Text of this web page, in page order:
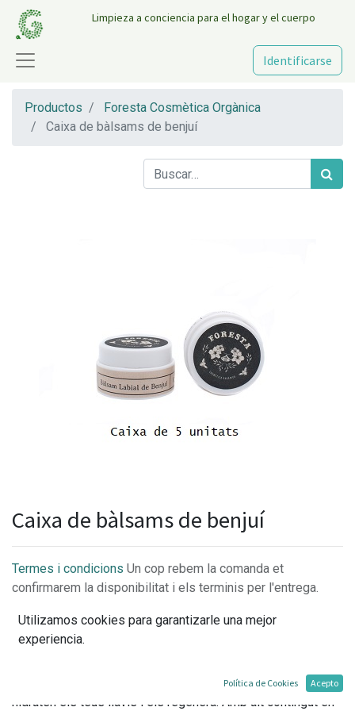
Limpieza a conciencia para el hogar y el cuerpo
Identificarse
Productos
Foresta Cosmètica Orgànica
Caixa de bàlsams de benjuí
Caixa de bàlsams de benjuí
Termes i condicions Un cop rebem la comanda et
confirmarem la disponibilitat i els terminis per l'entrega.
juntament amb la mantega de mango i l'oli de jojoba,
hidraten els teus llavis i els regenera. Amb alt contingut en
Utilizamos cookies para garantizarle una mejor
experiencia.
Política de Cookies Acepto